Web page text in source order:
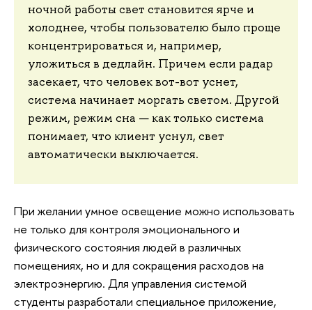
ночной работы свет становится ярче и
холоднее, чтобы пользователю было проще
концентрироваться и, например,
уложиться в дедлайн. Причем если радар
засекает, что человек вот-вот уснет,
система начинает моргать светом. Другой
режим, режим сна — как только система
понимает, что клиент уснул, свет
автоматически выключается.
При желании умное освещение можно использовать
не только для контроля эмоционального и
физического состояния людей в различных
помещениях, но и для сокращения расходов на
электроэнергию. Для управления системой
студенты разработали специальное приложение,